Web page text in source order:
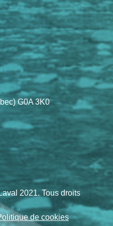
G0A 3K0
2021. Tous droits
de cookies